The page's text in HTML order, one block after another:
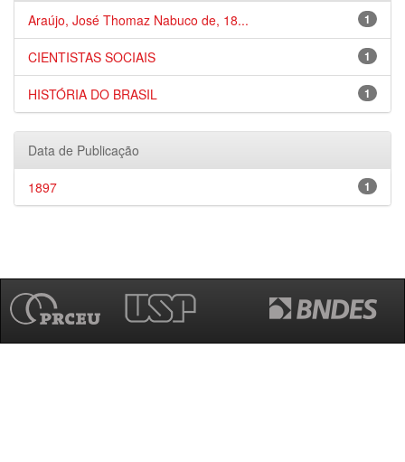
1
Araújo, José Thomaz Nabuco de, 18...
1
CIENTISTAS SOCIAIS
1
HISTÓRIA DO BRASIL
Data de Publicação
1
1897